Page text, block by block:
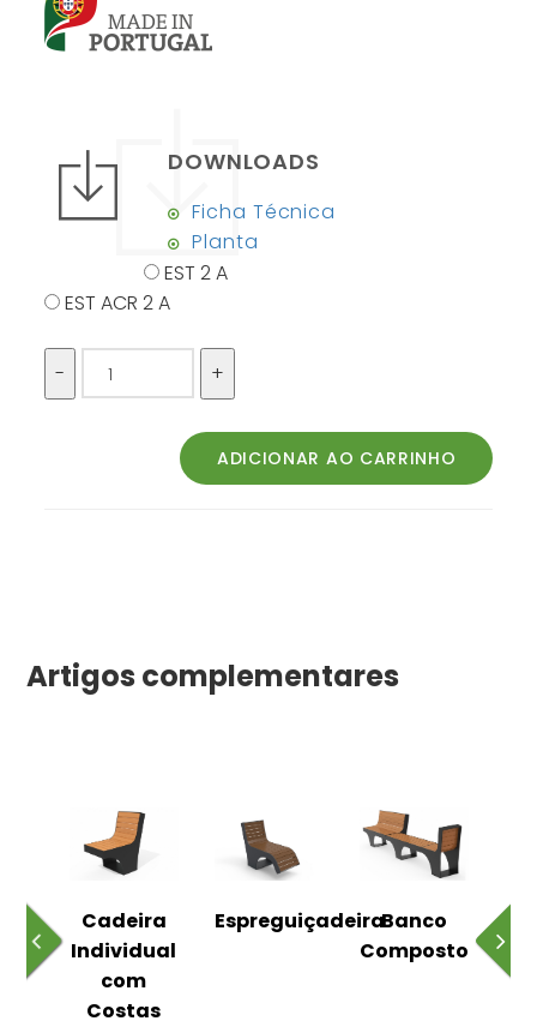
DOWNLOADS
Ficha Técnica
Planta
EST 2 A
EST ACR 2 A
Artigos complementares
Cadeira
Individual
com
Costas
EspreguiçadeiraBanco
Composto